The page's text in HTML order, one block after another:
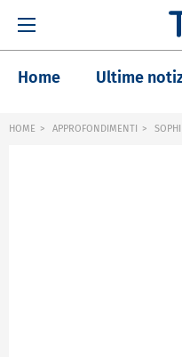
Home Ultime
HOME APPROFONDIMENTI